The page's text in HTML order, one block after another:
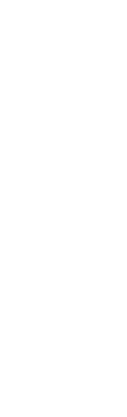
su GitHub